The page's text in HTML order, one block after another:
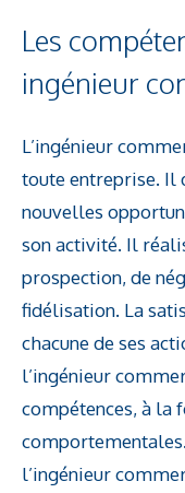
Les
ingénieur
L’ingénieur
toute entreprise. Il
nouvelles
son activité. Il
prospection, de
fidélisation. La
chacune de ses
l’ingénieur
compétences, à la
l’ingénieur